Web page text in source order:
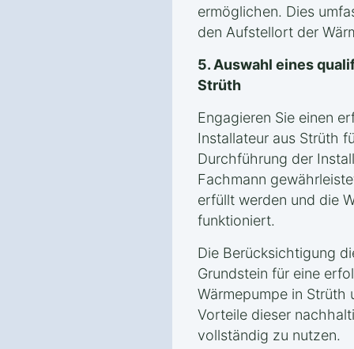
ermöglichen. Dies
den Aufstellort der
5. Auswahl eines
Strüth
Engagieren Sie einen
Installateur aus Strüth
Durchführung der
Fachmann
erfüllt werden und die
funktioniert.
Die Berücksichtigung
Grundstein für eine
Wärmepumpe in Strüth
Vorteile dieser
vollständig zu nutzen.